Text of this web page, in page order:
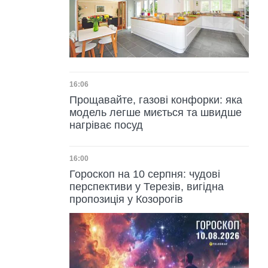
Дата публікації
16:06
Прощавайте, газові конфорки: яка
модель легше миється та швидше
нагріває посуд
Дата публікації
16:00
Гороскоп на 10 серпня: чудові
перспективи у Терезів, вигідна
пропозиція у Козорогів